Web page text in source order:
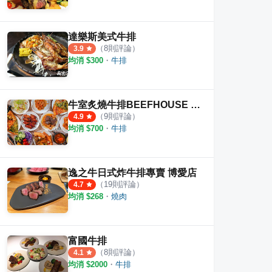
達樂斯美式牛排
3.9 （8則評論）
均消 $300 ・ 牛排
牛室炙燒牛排BEEFHOUSE 高雄自由店
4.9 （9則評論）
均消 $700 ・ 牛排
逸之牛日式炸牛排專賣 博愛店
4.7 （ 19則評論）
均消 $268 ・ 燒肉
富國牛排
4.1 （8則評論）
均消 $2000 ・ 牛排